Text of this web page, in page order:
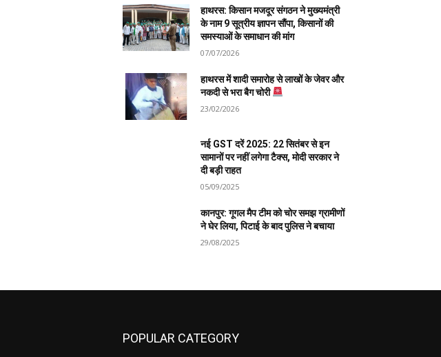
हाथरस: किसान मजदूर संगठन ने मुख्यमंत्री
के नाम 9 सूत्रीय ज्ञापन सौंपा, किसानों की
समस्याओं के समाधान की मांग
07/07/2026
हाथरस में शादी समारोह से लाखों के जेवर और
नकदी से भरा बैग चोरी
23/02/2026
नई GST दरें 2025: 22 सितंबर से इन
सामानों पर नहीं लगेगा टैक्स, मोदी सरकार ने
दी बड़ी राहत
05/09/2025
कानपुर: गूगल मैप टीम को चोर समझ ग्रामीणों
ने घेर लिया, पिटाई के बाद पुलिस ने बचाया
29/08/2025
POPULAR CATEGORY